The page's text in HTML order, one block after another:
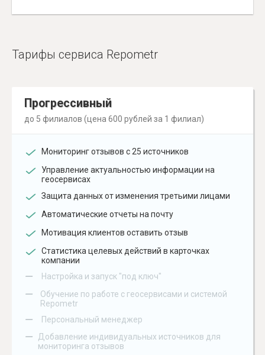
Тарифы сервиса Repometr
Прогрессивный
до 5 филиалов (цена 600 рублей за 1 филиал)
Мониторинг отзывов с 25 источников
Управление актуальностью информации на
геосервисах
Защита данных от изменения третьими лицами
Автоматические отчеты на почту
Мотивация клиентов оставить отзыв
Статистика целевых действий в карточках
компании
– Настройка и запуск "под ключ"
–
Обучение по работе с геосервисами и системой
Repometr
– Персональный менеджер
–
Добавление индивидуальных источников для
мониторинга отзывов